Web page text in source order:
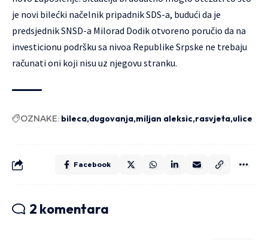
je novi bilećki načelnik pripadnik SDS-a, budući da je
predsjednik SNSD-a Milorad Dodik otvoreno poručio da na
investicionu podršku sa nivoa Republike Srpske ne trebaju
računati oni koji nisu uz njegovu stranku.
OZNAKE: bileca dugovanja miljan aleksic rasvjeta ulice
Facebook
2 komentara